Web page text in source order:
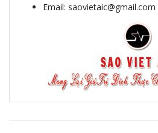
Email: saovietaic@gmail.com